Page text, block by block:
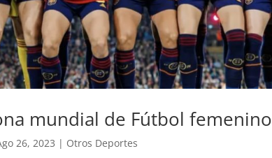
mundial de Fútbol femenino
26, 2023 | Otros Deportes